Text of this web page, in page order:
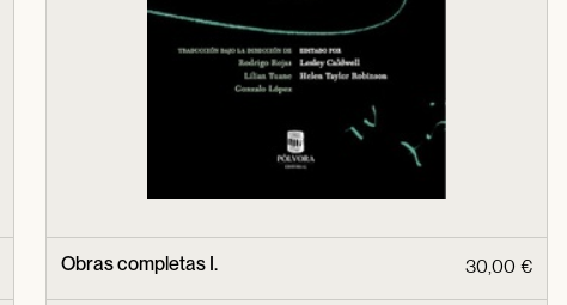
Obras completas I. 30,00 €